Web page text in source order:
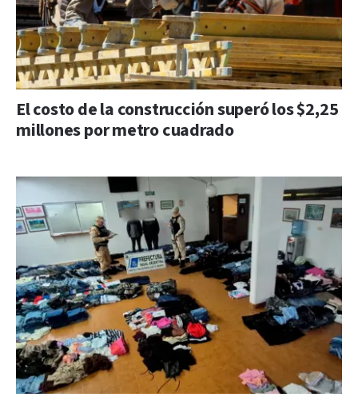
El costo de la construcción superó los $2,25
millones por metro cuadrado